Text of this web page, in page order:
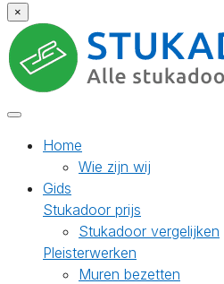
×
Home
Wie zijn wij
Gids
Stukadoor prijs
Stukadoor vergelijken
Pleisterwerken
Muren bezetten